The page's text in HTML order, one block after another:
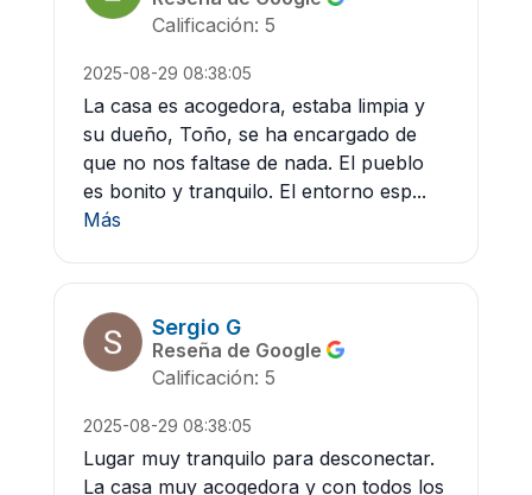
Calificación: 5
2025-08-29 08:38:05
La casa es acogedora, estaba limpia y
su dueño, Toño, se ha encargado de
que no nos faltase de nada. El pueblo
es bonito y tranquilo. El entorno esp...
Más
Sergio G
Reseña de Google
Calificación: 5
2025-08-29 08:38:05
Lugar muy tranquilo para desconectar.
La casa muy acogedora y con todos los